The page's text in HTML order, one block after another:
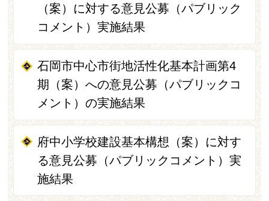
（案）に対する意見公募（パブリック
コメント）実施結果
石岡市中心市街地活性化基本計画第4
期（案）への意見公募（パブリックコ
メント）の実施結果
府中小学校建設基本構想（案）に対す
る意見公募（パブリックコメント）実
施結果